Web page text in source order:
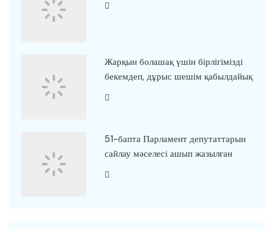
Жарқын болашақ үшін бірлігімізді
бекемдеп, дұрыс шешім қабылдайық
51-бапта Парламент депутаттарын
сайлау мәселесі ашып жазылған